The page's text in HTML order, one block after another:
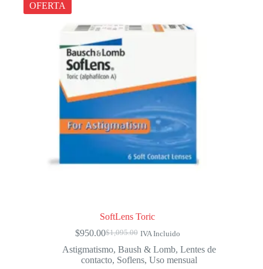
se
pueden
de
producto
OFERTA
SoftLens Toric
$1,095.00
El
precio
original
$950.00El
precio
actual
IVA Incluido
Astigmatismo,Baush & Lomb,Lentes de
contacto, Soflens,Uso mensual